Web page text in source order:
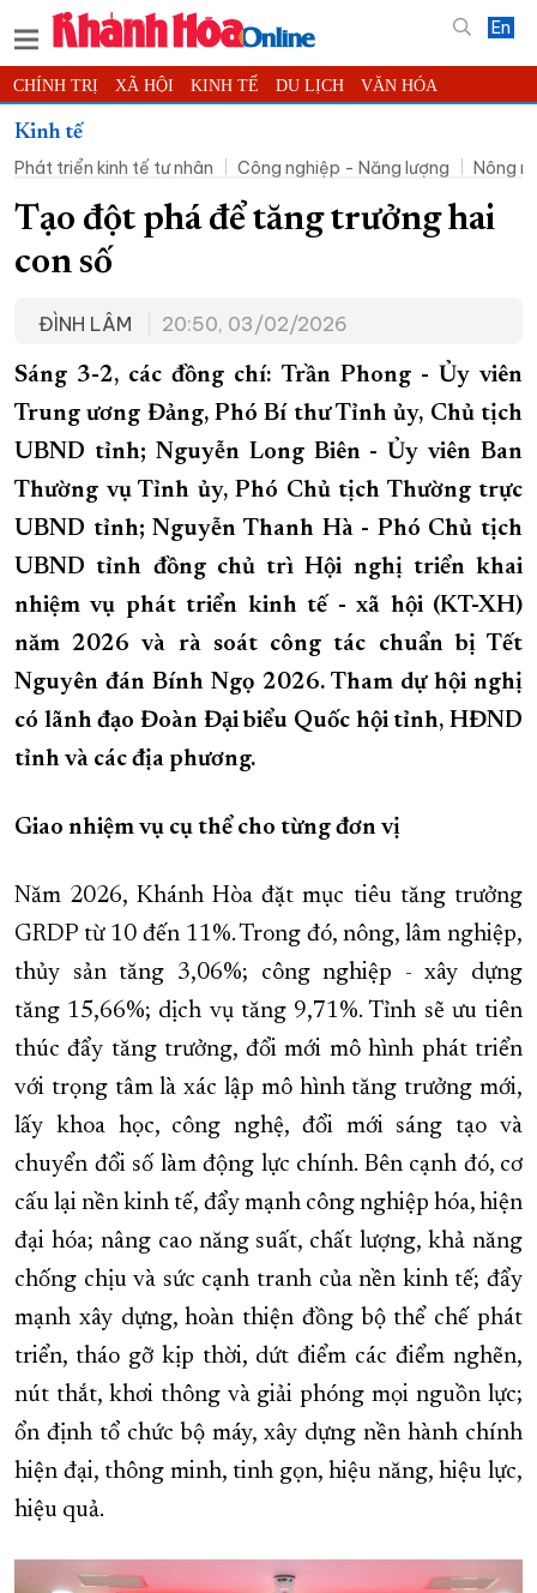
En
CHÍNH TRỊ XÃ HỘI KINH TẾ DU LỊCH VĂN HÓA
THỂ THAO
KHOA HỌC - CÔNG NGHỆ PHÁP LUẬT BẠN ĐỌC PHÓNG SỰ
THẾ GIỚI MULTIMEDIA VIDEO ĐỌC BÁO ONLINE
THÔNG TIN - QUẢNG CÁO
TRƯỜNG SA BIỂN ĐẢO QUÊ HƯƠNG
CHUNG TAY CẢI CÁCH HÀNH CHÍNH
XÂY DỰNG NÔNG THÔN MỚI LỊCH CẮT ĐIỆN
TÀU - XE - MÁY BAY
KỶ NIỆM 370 NĂM XÂY DỰNG VÀ PHÁT TRIỂN TỈNH KHÁNH HÒA
KHOẢNH KHẮC ĐẸP XỨ TRẦM
XÂY DỰNG KHÁNH HÒA TRỞ THÀNH THÀNH PHỐ TRỰC THUỘC
ĐẠI HỘI ĐẢNG CÁC CẤP TRANG CHỦ VỀ BÁO KHÁNH HÒA
Kinh tế
Phát triển kinh tế tư nhân
Công nghiệp - Năng lượng Nông
Tạo đột phá để tăng trưởng hai
con số
ĐÌNH LÂM 20:50, 03/02/2026
Sáng 3-2, các đồng chí: Trần Phong - Ủy viên
Trung ương Đảng, Phó Bí thư Tỉnh ủy, Chủ tịch
UBND tỉnh; Nguyễn Long Biên - Ủy viên Ban
Thường vụ Tỉnh ủy, Phó Chủ tịch Thường trực
UBND tỉnh; Nguyễn Thanh Hà - Phó Chủ tịch
UBND tỉnh đồng chủ trì Hội nghị triển khai
nhiệm vụ phát triển kinh tế - xã hội (KT-XH)
năm 2026 và rà soát công tác chuẩn bị Tết
Nguyên đán Bính Ngọ 2026. Tham dự hội nghị
có lãnh đạo Đoàn Đại biểu Quốc hội tỉnh, HĐND
tỉnh và các địa phương.
Giao nhiệm vụ cụ thể cho từng đơn vị
Năm 2026, Khánh Hòa đặt mục tiêu tăng trưởng
GRDP từ 10 đến 11%. Trong đó, nông, lâm nghiệp,
thủy sản tăng 3,06%; công nghiệp - xây dựng
tăng 15,66%; dịch vụ tăng 9,71%. Tỉnh sẽ ưu tiên
thúc đẩy tăng trưởng, đổi mới mô hình phát triển
với trọng tâm là xác lập mô hình tăng trưởng mới,
lấy khoa học, công nghệ, đổi mới sáng tạo và
chuyển đổi số làm động lực chính. Bên cạnh đó, cơ
cấu lại nền kinh tế, đẩy mạnh công nghiệp hóa, hiện
đại hóa; nâng cao năng suất, chất lượng, khả năng
chống chịu và sức cạnh tranh của nền kinh tế; đẩy
mạnh xây dựng, hoàn thiện đồng bộ thể chế phát
triển, tháo gỡ kịp thời, dứt điểm các điểm nghẽn,
nút thắt, khơi thông và giải phóng mọi nguồn lực;
ổn định tổ chức bộ máy, xây dựng nền hành chính
hiện đại, thông minh, tinh gọn, hiệu năng, hiệu lực,
hiệu quả.